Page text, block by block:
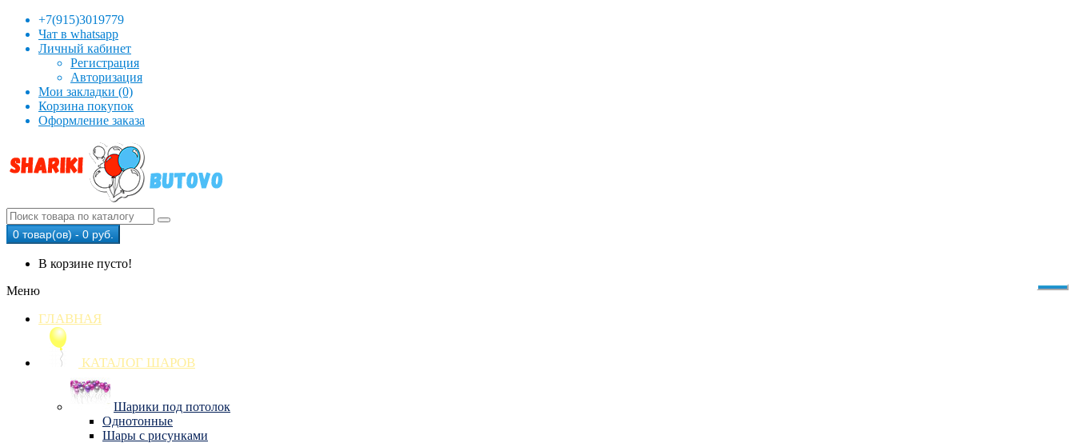
+7(915)3019779
Чат в whatsapp
Личный кабинет
Регистрация
Авторизация
Мои закладки (0)
Корзина покупок
Оформление заказа
0 товар(ов) - 0 руб.
В корзине пусто!
Меню
ГЛАВНАЯ
КАТАЛОГ ШАРОВ
Шарики под потолок
Однотонные
Шары с рисунками